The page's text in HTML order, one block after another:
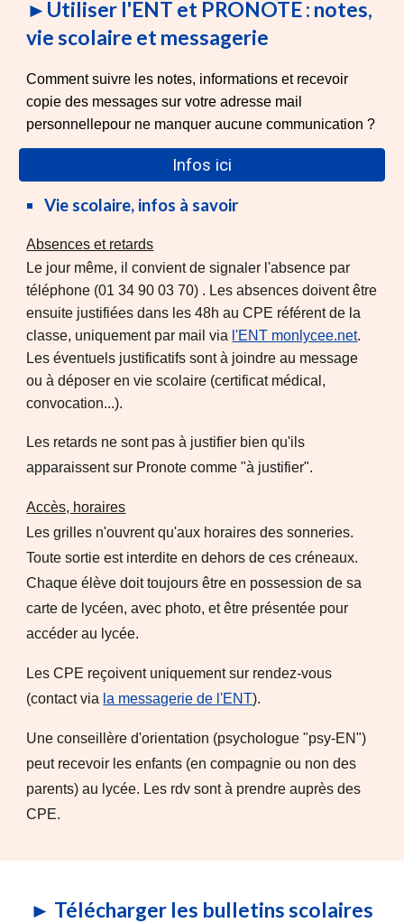
►Utiliser l'ENT et PRONOTE : notes,
vie scolaire et messagerie
Comment suivre les notes, informations et recevoir
copie des messages sur votre adresse mail
personnellepour ne manquer aucune communication ?
Infos ici
Vie scolaire, infos à savoir
Absences et retards
Le jour même, il convient de signaler l'absence par
téléphone (01 34 90 03 70) . Les absences doivent être
ensuite justifiées dans les 48h au CPE référent de la
classe, uniquement par mail via l'ENT monlycee.net.
Les éventuels justificatifs sont à joindre au message
ou à déposer en vie scolaire (certificat médical,
convocation...).
Les retards ne sont pas à justifier bien qu'ils
apparaissent sur Pronote comme "à justifier".
Accès, horaires
Les grilles n'ouvrent qu'aux horaires des sonneries.
Toute sortie est interdite en dehors de ces créneaux.
Chaque élève doit toujours être en possession de sa
carte de lycéen, avec photo, et être présentée pour
accéder au lycée.
Les CPE reçoivent uniquement sur rendez-vous
(contact via la messagerie de l'ENT).
Une conseillère d'orientation (psychologue "psy-EN")
peut recevoir les enfants (en compagnie ou non des
parents) au lycée. Les rdv sont à prendre auprès des
CPE.
► Télécharger les bulletins scolaires